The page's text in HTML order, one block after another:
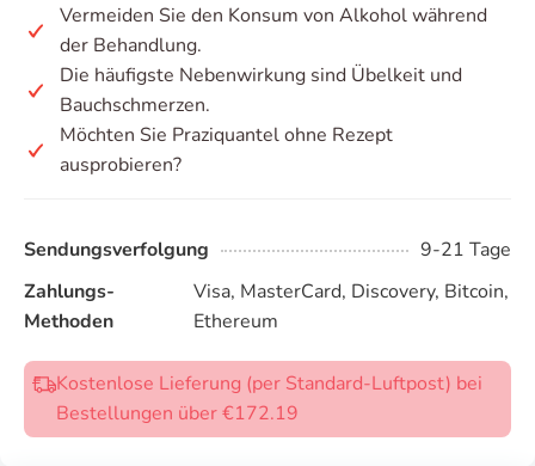
Vermeiden Sie den Konsum von Alkohol während
der Behandlung.
Die häufigste Nebenwirkung sind Übelkeit und
Bauchschmerzen.
Möchten Sie Praziquantel ohne Rezept
ausprobieren?
Sendungsverfolgung
9-21 Tage
Zahlungs-
Methoden
Visa, MasterCard, Discovery, Bitcoin,
Ethereum
Kostenlose Lieferung (per Standard-Luftpost) bei
Bestellungen über €172.19